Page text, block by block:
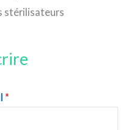
stérilisateurs
*